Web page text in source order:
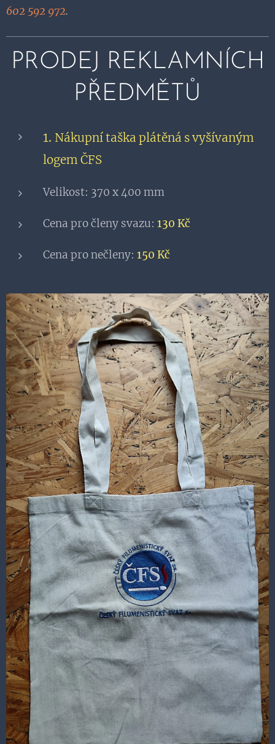
602 592 972.
PRODEJ REKLAMNÍCH
PŘEDMĚTŮ
1. Nákupní taška plátěná s vyšívaným
logem ČFS
Velikost: 370 x 400 mm
Cena pro členy svazu: 130 Kč
Cena pro nečleny: 150 Kč